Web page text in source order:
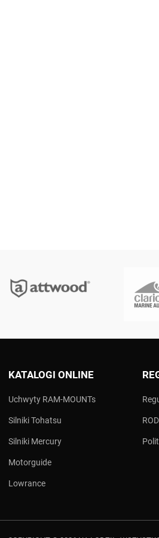
KATALOGI ONLINE
Uchwyty RAM-MOUNTs
Silniki Tohatsu
Silniki Mercury
Motorguide
Lowrance